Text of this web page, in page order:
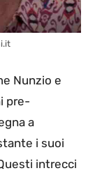
Nunzio e
pre-
a
i suoi
intrecci